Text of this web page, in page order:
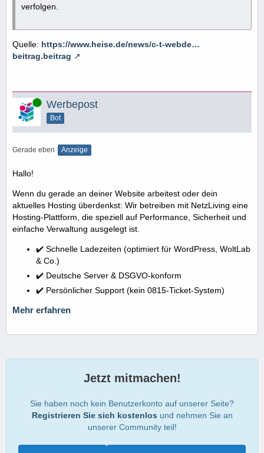
verfolgen.
Quelle: https://www.heise.de/news/c-t-webde…
beitrag.beitrag
Online Werbepost
Bot
Gerade eben Anzeige
Hallo!
Wenn du gerade an deiner Website arbeitest oder dein
aktuelles Hosting überdenkst: Wir betreiben mit NetzLiving eine
Hosting-Plattform, die speziell auf Performance, Sicherheit und
einfache Verwaltung ausgelegt ist.
✔️ Schnelle Ladezeiten (optimiert für WordPress, WoltLab
& Co.)
✔️ Deutsche Server & DSGVO-konform
✔️ Persönlicher Support (kein 0815-Ticket-System)
Mehr erfahren
Jetzt mitmachen!
Sie haben noch kein Benutzerkonto auf unserer Seite?
Registrieren Sie sich kostenlos und nehmen Sie an
unserer Community teil!